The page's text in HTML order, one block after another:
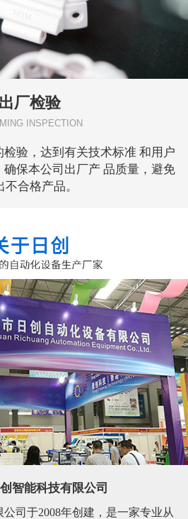
出厂检验
INSPECTION
验，达到有关技术标准 和用户
保本公司出厂产 品质量，避免
不合格产品。
智能科技有限公司
司于2008年创建，是一家专业从